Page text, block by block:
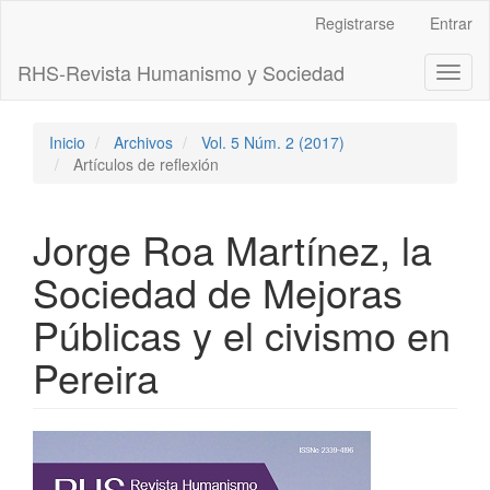
principal
Barra
Registrarse Entrar
RHS-Revista Humanismo y Sociedad
Inicio Archivos
Vol. 5 Núm. 2 (2017)
Artículos de reflexión
Jorge Roa Martínez, la
Sociedad de Mejoras
Públicas y el civismo en
Pereira